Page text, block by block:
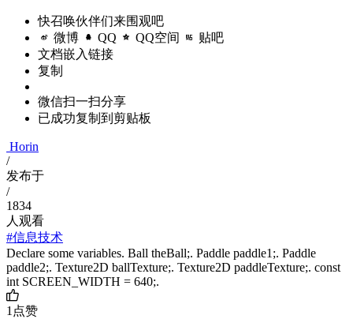
快召唤伙伴们来围观吧
微博 QQ QQ空间 贴吧
文档嵌入链接
复制
微信扫一扫分享
已成功复制到剪贴板
Horin
/
发布于
/
1834
人观看
#信息技术
Declare some variables. Ball theBall;. Paddle paddle1;. Paddle
paddle2;. Texture2D ballTexture;. Texture2D paddleTexture;. const
int SCREEN_WIDTH = 640;.
1点赞